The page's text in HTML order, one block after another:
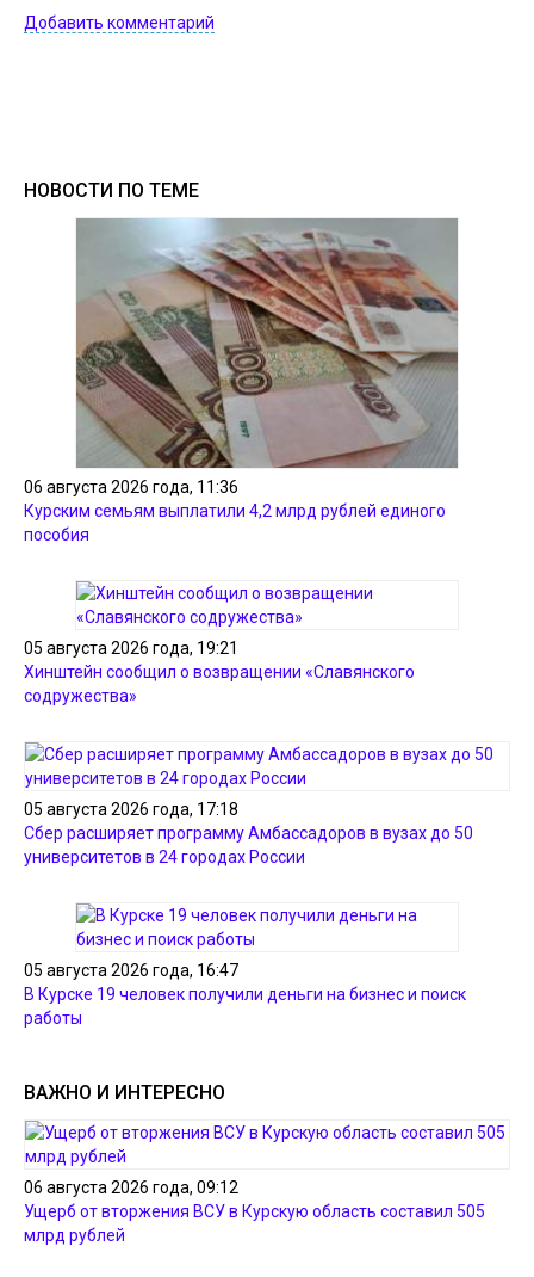
Добавить комментарий
НОВОСТИ ПО ТЕМЕ
06 августа 2026 года, 11:36
Курским семьям выплатили 4,2 млрд рублей единого
пособия
05 августа 2026 года, 19:21
Хинштейн сообщил о возвращении «Славянского
содружества»
05 августа 2026 года, 17:18
Сбер расширяет программу Амбассадоров в вузах до 50
университетов в 24 городах России
05 августа 2026 года, 16:47
В Курске 19 человек получили деньги на бизнес и поиск
работы
ВАЖНО И ИНТЕРЕСНО
06 августа 2026 года, 09:12
Ущерб от вторжения ВСУ в Курскую область составил 505
млрд рублей